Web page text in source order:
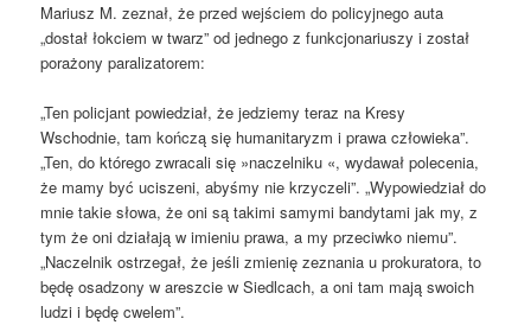
Mariusz M. zeznał, że przed wejściem do policyjnego auta
„dostał łokciem w twarz” od jednego z funkcjonariuszy i został
porażony paralizatorem:
„Ten policjant powiedział, że jedziemy teraz na Kresy
Wschodnie, tam kończą się humanitaryzm i prawa człowieka”.
„Ten, do którego zwracali się »naczelniku «, wydawał polecenia,
że mamy być uciszeni, abyśmy nie krzyczeli”. „Wypowiedział do
mnie takie słowa, że oni są takimi samymi bandytami jak my, z
tym że oni działają w imieniu prawa, a my przeciwko niemu”.
„Naczelnik ostrzegał, że jeśli zmienię zeznania u prokuratora, to
będę osadzony w areszcie w Siedlcach, a oni tam mają swoich
ludzi i będę cwelem”.